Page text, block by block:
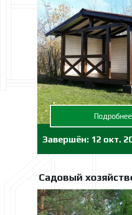
Садовый
Завершён: 12 окт.
Подробнее